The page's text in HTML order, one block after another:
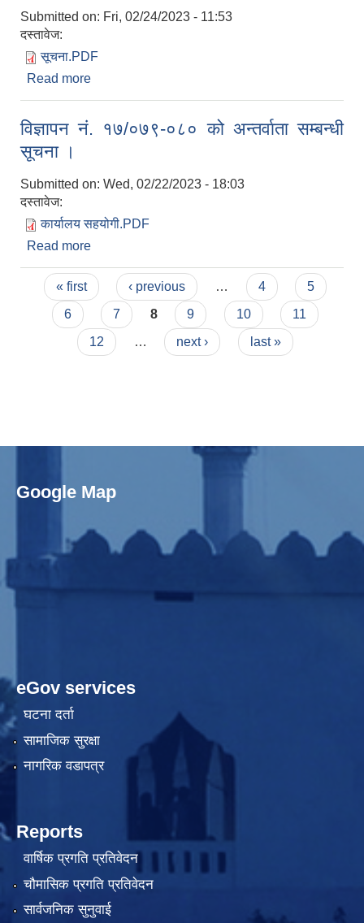
Submitted on: Fri, 02/24/2023 - 11:53
दस्तावेज:
सूचना.PDF
Read more
विज्ञापन नं. १७/०७९-०८० को अन्तर्वाता सम्बन्धी
सूचना ।
Submitted on: Wed, 02/22/2023 - 18:03
दस्तावेज:
कार्यालय सहयोगी.PDF
Read more
Pages
« first ‹ previous … 4
5
6
7 8 9 10
11
12
… next › last »
Google Map
eGov services
घटना दर्ता
सामाजिक सुरक्षा
नागरिक वडापत्र
Reports
वार्षिक प्रगति प्रतिवेदन
चौमासिक प्रगति प्रतिवेदन
सार्वजनिक सुनुवाई